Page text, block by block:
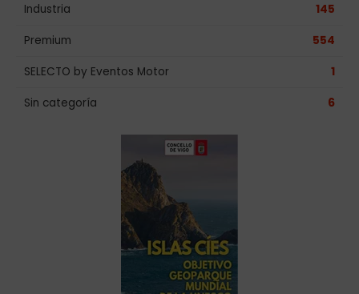
Industria 145
Premium 554
SELECTO by Eventos Motor 1
Sin categoría 6